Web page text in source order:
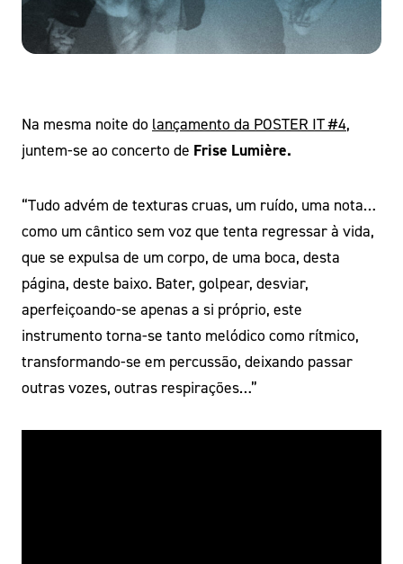
Na mesma noite do lançamento da POSTER IT #4,
juntem-se ao concerto de Frise Lumière.
“Tudo advém de texturas cruas, um ruído, uma nota…
como um cântico sem voz que tenta regressar à vida,
que se expulsa de um corpo, de uma boca, desta
página, deste baixo. Bater, golpear, desviar,
aperfeiçoando-se apenas a si próprio, este
instrumento torna-se tanto melódico como rítmico,
transformando-se em percussão, deixando passar
outras vozes, outras respirações…”